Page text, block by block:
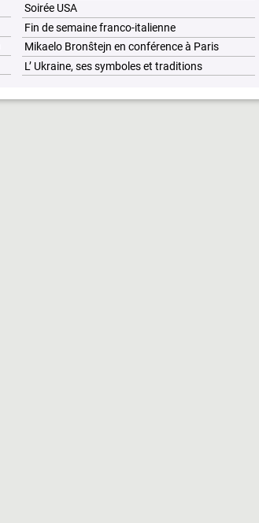
Soirée USA
Fin de semaine franco-italienne
Mikaelo Bronŝtejn en conférence à Paris
L’ Ukraine, ses symboles et traditions